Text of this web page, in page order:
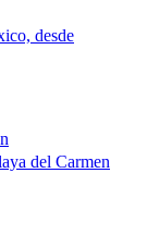
desde
del Carmen